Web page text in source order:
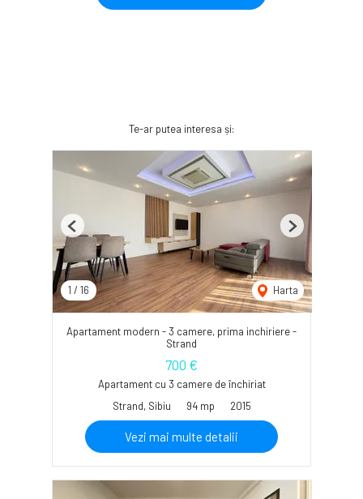
Te-ar putea interesa și:
1 / 16 Harta
Previous Next
Apartament modern - 3 camere, prima inchiriere -
Strand
700 €
Apartament cu 3 camere de închiriat
Strand, Sibiu
94 mp 2015
Vezi mai multe detalii